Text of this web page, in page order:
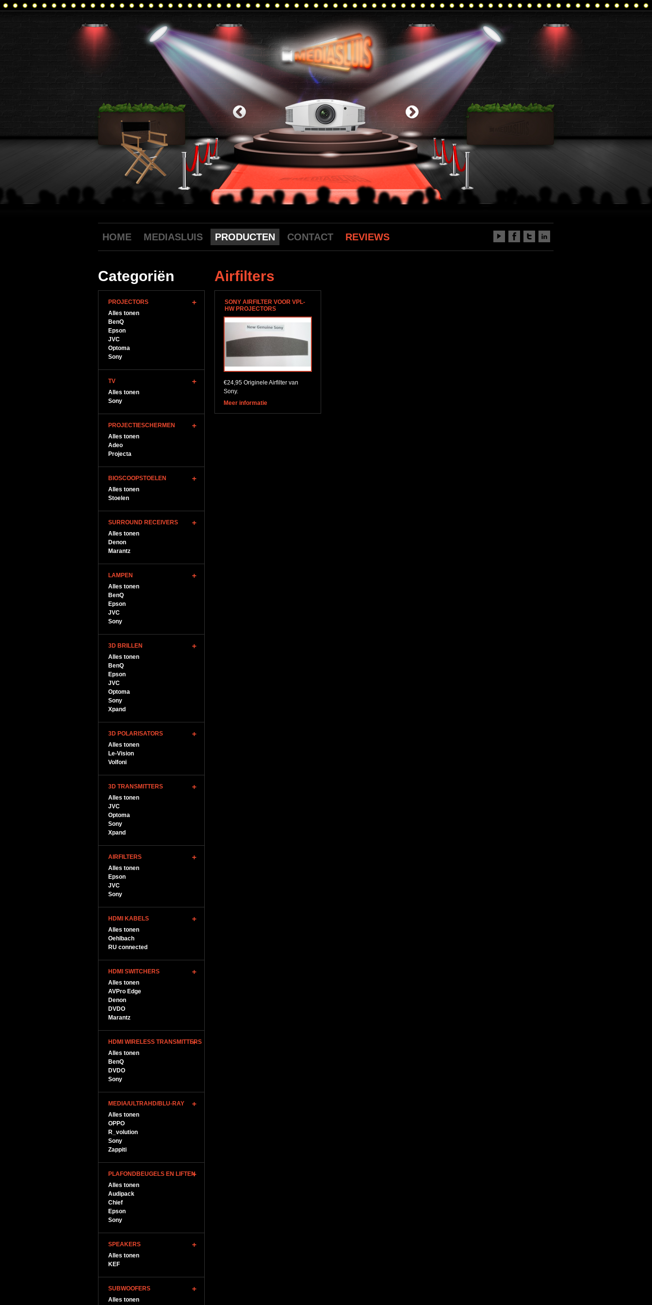
HOME MEDIASLUIS PRODUCTEN CONTACT REVIEWS
Categoriën
PROJECTORS
Alles tonen
BenQ
Epson
JVC
Optoma
Sony
TV
Alles tonen
Sony
PROJECTIESCHERMEN
Alles tonen
Adeo
Projecta
BIOSCOOPSTOELEN
Alles tonen
Stoelen
SURROUND RECEIVERS
Alles tonen
Denon
Marantz
LAMPEN
Alles tonen
BenQ
Epson
JVC
Sony
3D BRILLEN
Alles tonen
BenQ
Epson
JVC
Optoma
Sony
Xpand
3D POLARISATORS
Alles tonen
Le-Vision
Volfoni
3D TRANSMITTERS
Alles tonen
JVC
Optoma
Sony
Xpand
AIRFILTERS
Alles tonen
Epson
JVC
Sony
HDMI KABELS
Alles tonen
Oehlbach
RU connected
HDMI SWITCHERS
Alles tonen
AVPro Edge
Denon
DVDO
Marantz
HDMI WIRELESS TRANSMITTERS
Alles tonen
BenQ
DVDO
Sony
MEDIA/ULTRAHD/BLU-RAY
Alles tonen
OPPO
R_volution
Sony
Zappiti
PLAFONDBEUGELS EN LIFTEN
Alles tonen
Audipack
Chief
Epson
Sony
SPEAKERS
Alles tonen
KEF
SUBWOOFERS
Alles tonen
Airfilters
SONY AIRFILTER VOOR VPL-
HW PROJECTORS
€24,95 Originele Airfilter van
Sony.
Meer informatie